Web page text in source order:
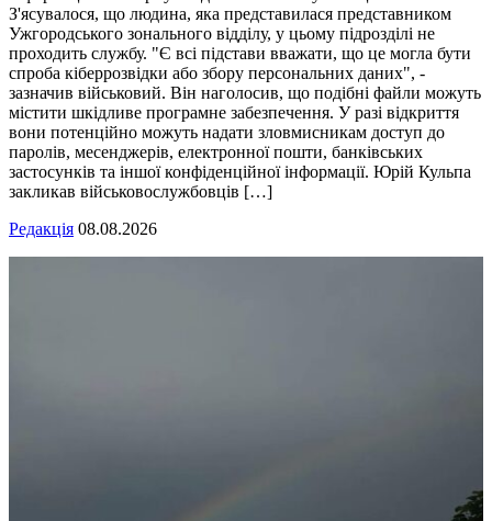
З'ясувалося, що людина, яка представилася представником
Ужгородського зонального відділу, у цьому підрозділі не
проходить службу. "Є всі підстави вважати, що це могла бути
спроба кіберрозвідки або збору персональних даних", -
зазначив військовий. Він наголосив, що подібні файли можуть
містити шкідливе програмне забезпечення. У разі відкриття
вони потенційно можуть надати зловмисникам доступ до
паролів, месенджерів, електронної пошти, банківських
застосунків та іншої конфіденційної інформації. Юрій Кульпа
закликав військовослужбовців […]
Редакція 08.08.2026